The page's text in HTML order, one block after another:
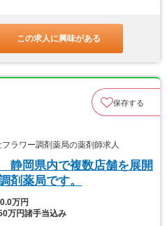
この求人に興味がある
保存する
ラワー調剤薬局の薬剤師求人
静岡県内で複数店舗を展開
剤薬局です。
万円
万円諸手当込み